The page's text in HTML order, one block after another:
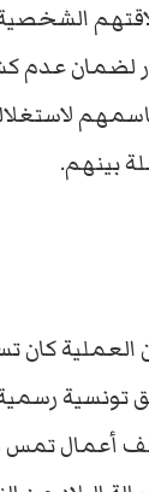
الشخصية
لضمان عدم
بينهم.
كان
تونسية
أعمال